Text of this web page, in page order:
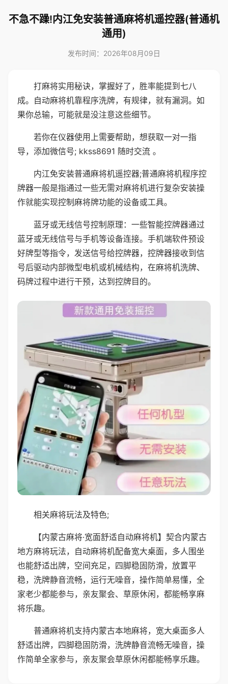
不急不躁!内江免安装普通麻将机遥控器(普通机
通用)
发布时间：2026年08月09日
打麻将实用秘诀，掌握好了，胜率能提到七八
成。自动麻将机靠程序洗牌，有规律，就有漏洞。如
果你总输，可能就是没注意这些细节。
若你在仪器使用上需要帮助，想获取一对一指
导，添加微信号; kkss8691 随时交流 。
内江免安装普通麻将机遥控器;普通麻将机程序控
牌器一般是指通过一些无需对麻将机进行复杂安装操
作就能实现控制麻将牌功能的设备或工具。
蓝牙或无线信号控制原理：一些智能控牌器通过
蓝牙或无线信号与手机等设备连接。手机端软件预设
好牌型等指令，发送信号给控牌器，控牌器接收到信
号后驱动内部微型电机或机械结构，在麻将机洗牌、
码牌过程中进行干预，达到控牌目的。
相关麻将玩法及特色;
【内蒙古麻将·宽面舒适自动麻将机】契合内蒙古
地方麻将玩法，自动麻将机配备宽大桌面，多人围坐
也能舒适出牌，空间充足，四脚稳固防滑，放置平
稳，洗牌静音流畅，运行无噪音，操作简单易懂，全
家老少都能参与，亲友聚会、草原休闲，都能畅享麻
将乐趣。
普通麻将机支持内蒙古本地麻将，宽大桌面多人
舒适出牌，四脚稳固防滑，洗牌静音流畅无噪音，操
作简单全家参与，亲友聚会草原休闲都能畅享乐趣。